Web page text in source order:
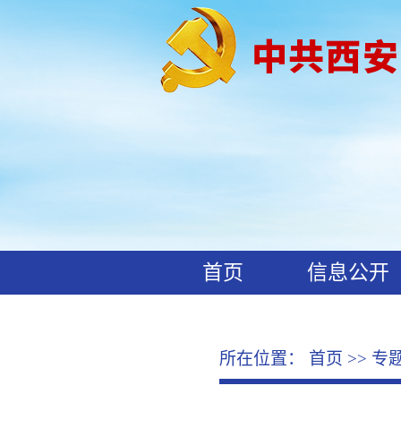
首页
信息公开
所在位置： 首页 >> 专